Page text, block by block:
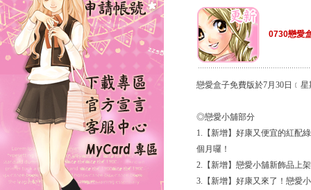
0730戀愛
戀愛盒子免費版於7月30日﹝
◎戀愛小舖部分
1.【新增】好康又便宜的紅配
個月囉！
2.【新增】戀愛小舖新飾品上
3.【新增】好康又來了！戀愛